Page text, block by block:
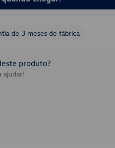
de 3 meses de fábrica
produto?
ajudar!